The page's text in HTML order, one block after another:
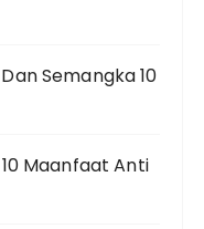
Semangka 10
Maanfaat Anti